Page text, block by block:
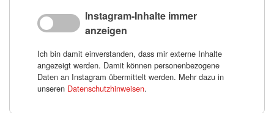
Instagram-Inhalte immer
anzeigen
Ich bin damit einverstanden, dass mir externe Inhalte
angezeigt werden. Damit können personenbezogene
Daten an Instagram übermittelt werden. Mehr dazu in
unseren Datenschutzhinweisen.